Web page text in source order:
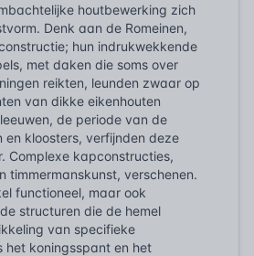
houtbewerking zich
Denk aan de Romeinen,
hun indrukwekkende
met daken die soms over
reikten, leunden zwaar op
van dikke eikenhouten
de periode van de
kloosters, verfijnden deze
Complexe kapconstructies,
timmermanskunst, verschenen.
functioneel, maar ook
structuren die de hemel
van specifieke
het koningsspant en het